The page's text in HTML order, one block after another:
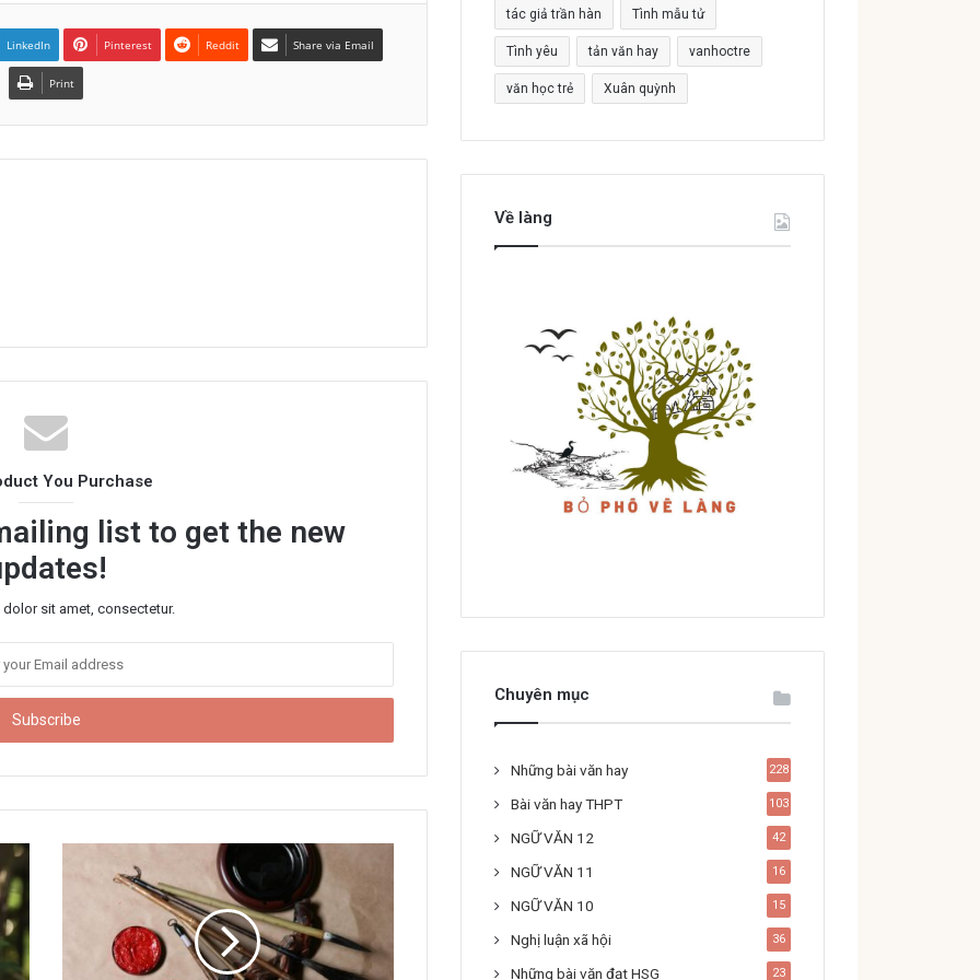
LinkedIn Pinterest Reddit Share via Email
Print
You Purchase
list to get the new
sit amet, consectetur.
tác giả trần hàn Tình mẫu tử
Tình yêu tản văn hay vanhoctre
văn học trẻ Xuân quỳnh
Về làng
Chuyên mục
Những bài văn hay 228
Bài văn hay THPT 103
NGỮ VĂN 12 42
NGỮ VĂN 11 16
NGỮ VĂN 10 15
Nghị luận xã hội 36
Những bài văn đạt HSG 23